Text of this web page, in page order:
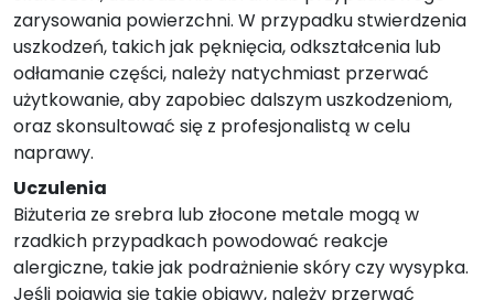
zarysowania powierzchni. W przypadku stwierdzenia
uszkodzeń, takich jak pęknięcia, odkształcenia lub
odłamanie części, należy natychmiast przerwać
użytkowanie, aby zapobiec dalszym uszkodzeniom,
oraz skonsultować się z profesjonalistą w celu
naprawy.
Uczulenia
Biżuteria ze srebra lub złocone metale mogą w
rzadkich przypadkach powodować reakcje
alergiczne, takie jak podrażnienie skóry czy wysypka.
Jeśli pojawią się takie objawy, należy przerwać